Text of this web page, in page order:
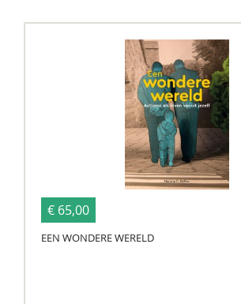
€ 65,00
EEN WONDERE WERELD